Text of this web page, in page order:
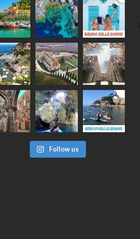
Follow us